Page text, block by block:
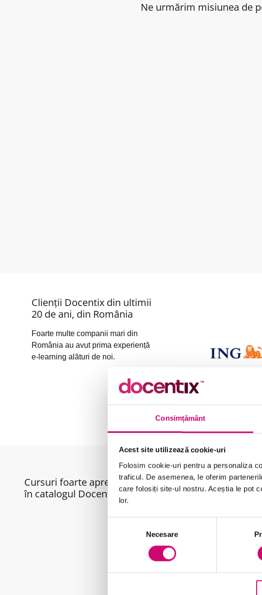
Consimțământ
Acest site utilizează cookie-uri
Folosim cookie-uri pentru a personaliza
traficul. De asemenea, le oferim
care folosiți site-ul nostru. Aceștia le pot
lor.
consimțământului
Necesare
Ne urmărim misiunea de
Clienții Docentix din ultimii
20 de ani, din România
Foarte multe companii mari din
România au avut prima experiență
e-learning alături de noi.
Cursuri foarte apreciate
în catalogul Docentix